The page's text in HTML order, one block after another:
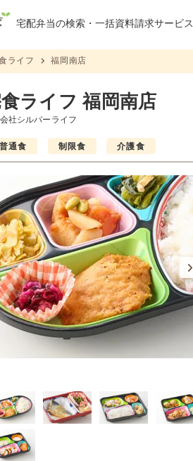
宅配弁当の検索・一括資料請求サービス
ライフ 福岡南店
ライフ 福岡南店
社シルバーライフ
普通食 制限食 介護食